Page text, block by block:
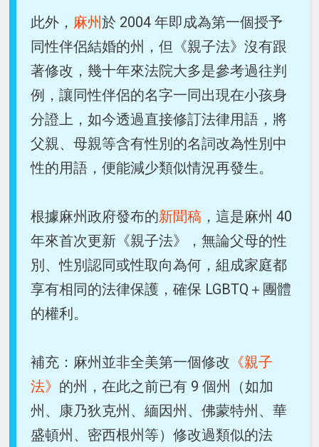
此外， 麻州於 2004 年即成為第一個授予
同性伴侶結婚的州，但《親子法》沒有跟
著修改，幾十年來法院大多是參考過往判
例，讓同性伴侶的名字一同出現在小孩身
分證上，如今透過直接修訂法律用語，將
父親、母親等含有性別的名詞改為性別中
性的用語，便能減少類似情況再發生。
根據麻州政府發布的新聞稿 ，這是麻州 40
年來首次更新《親子法》，無論父母的性
別、性別認同或性取向為何，組成家庭都
享有相同的法律保護，確保 LGBTQ＋團體
的權利。
補充：麻州並非全美第一個修改 《親子
法》 的州，在此之前已有 9 個州（如加
州、康乃狄克州、緬因州、佛蒙特州、華
盛頓州、密西根州等）修改過類似的法